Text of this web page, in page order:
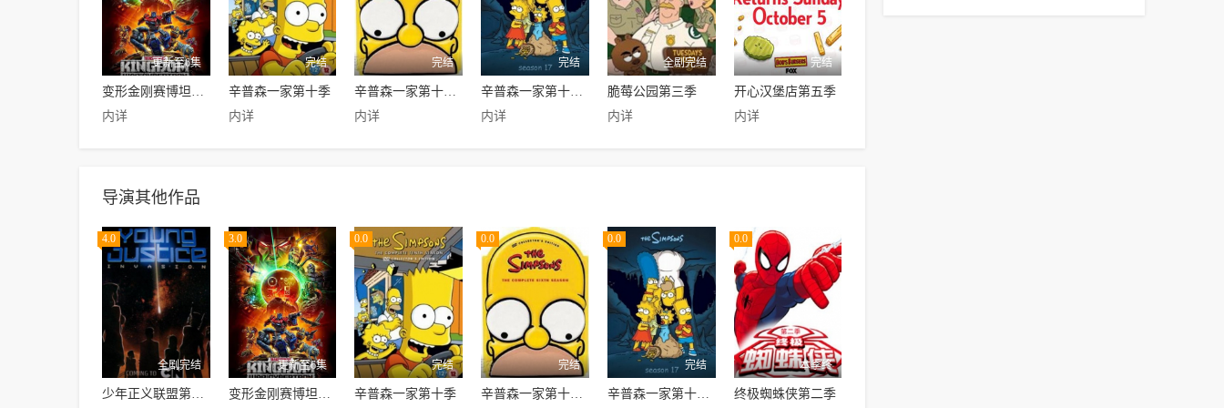
更新至6集
内详
完结
辛普森一家第十季
内详
完结
内详
完结
内详
全剧完结
脆莓公园第三季
内详
完结
开心汉堡店第五季
内详
导演其他作品
4.0
全剧完结
少年正义联盟第二季
3.0
更新至6集
变形金刚赛博坦之战第三季
0.0
完结
辛普森一家第十季
0.0
完结
辛普森一家第十六季
0.0
完结
辛普森一家第十七季
0.0
本季终
终极蜘蛛侠第二季